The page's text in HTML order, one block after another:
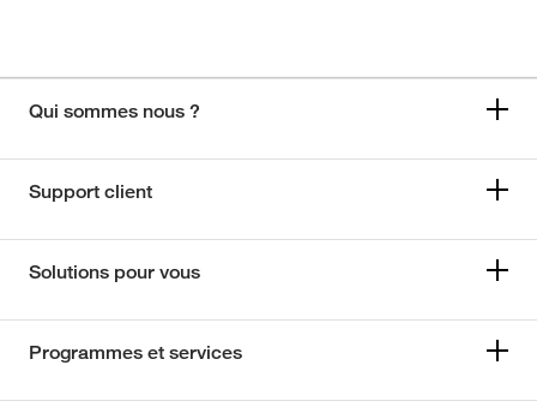
Qui sommes nous ?
Support client
Solutions pour vous
Programmes et services